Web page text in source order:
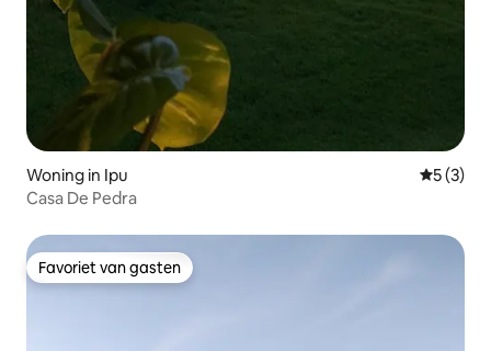
Woning in Ipu
5 (3)
Casa De Pedra
Favoriet van gasten
Favoriet van gasten